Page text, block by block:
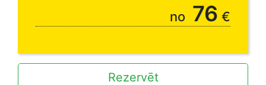
no 76 €
Rezervēt